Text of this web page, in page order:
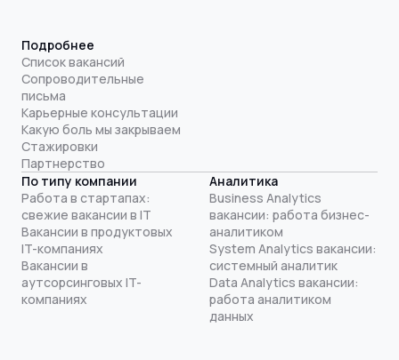
Подробнее
Список вакансий
Сопроводительные
письма
Карьерные консультации
Какую боль мы закрываем
Стажировки
Партнерство
По типу компании
Работа в стартапах:
свежие вакансии в IT
Вакансии в продуктовых
IT-компаниях
Вакансии в
аутсорсинговых IT-
компаниях
Аналитика
Business Analytics
вакансии: работа бизнес-
аналитиком
System Analytics вакансии:
системный аналитик
Data Analytics вакансии:
работа аналитиком
данных